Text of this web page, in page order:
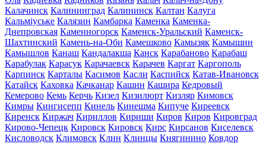
Калачинск Калининград Калининск Калтан Калуга
Кальміуське Калязин Камбарка Каменка Каменка-
Днепровская Каменногорск Каменск-Уральский Каменск-
Шахтинский Камень-на-Оби Камешково Камызяк Камышин
Камышлов Канаш Кандалакша Канск Карабаново Карабаш
Карабулак Карасук Карачаевск Карачев Каргат Каргополь
Карпинск Карталы Касимов Касли Каспийск Катав-Ивановск
Катайск Каховка Качканар Кашин Кашира Кедровый
Кемерово Кемь Керчь Кизел Кизилюрт Кизляр Кимовск
Кимры Кингисепп Кинель Кинешма Кипуче Киреевск
Киренск Киржач Кириллов Кириши Киров Киров Кировград
Кирово-Чепецк Кировск Кировск Кирс Кирсанов Киселевск
Кисловодск Климовск Клин Клинцы Княгинино Ковдор